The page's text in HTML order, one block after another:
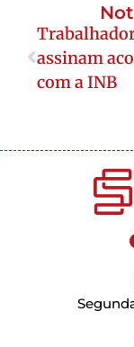
assinam
com a INB